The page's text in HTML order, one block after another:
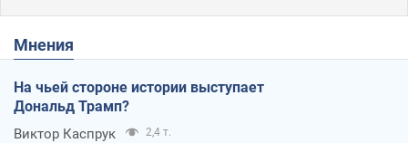
Мнения
На чьей стороне истории выступает
Дональд Трамп?
Виктор Каспрук 2,4 т.